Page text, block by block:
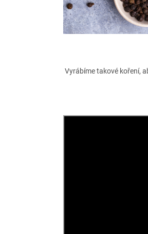
Vyrábíme takové koření,